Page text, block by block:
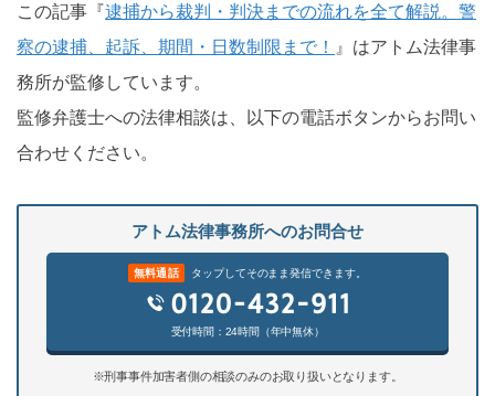
この記事『逮捕から裁判・判決までの流れを全て解説。警
察の逮捕、起訴、期間・日数制限まで！
』はアトム法律事
務所が監修しています。
監修弁護士への法律相談は、以下の電話ボタンからお問い
合わせください。
アトム法律事務所へのお問合せ
無料通話 タップしてそのまま発信できます。
受付時間：24時間（年中無休）
※刑事事件加害者側の相談のみのお取り扱いとなります。